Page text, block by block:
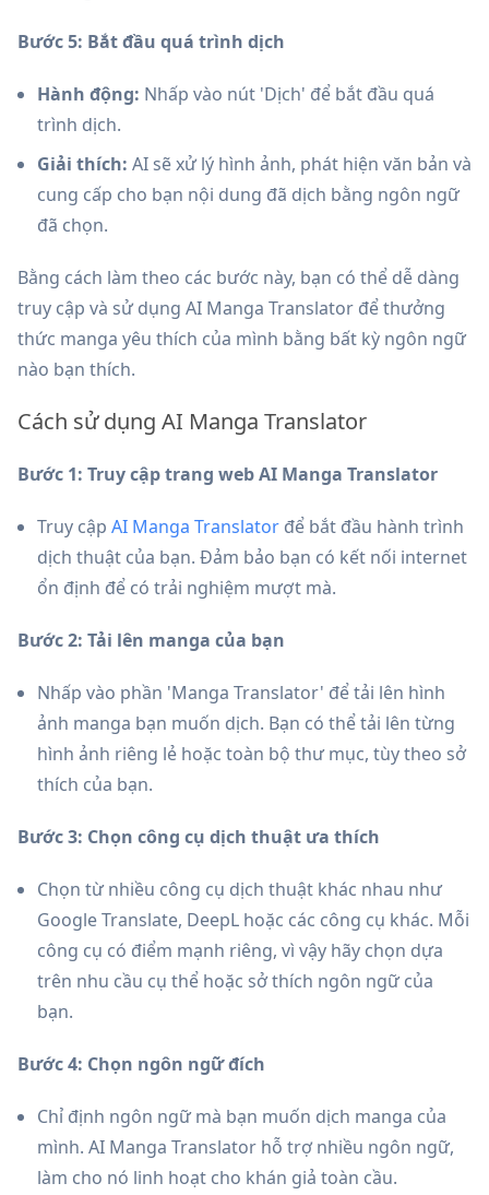
Bước 5: Bắt đầu quá trình dịch
Hành động: Nhấp vào nút 'Dịch' để bắt đầu quá
trình dịch.
Giải thích: AI sẽ xử lý hình ảnh, phát hiện văn bản và
cung cấp cho bạn nội dung đã dịch bằng ngôn ngữ
đã chọn.
Bằng cách làm theo các bước này, bạn có thể dễ dàng
truy cập và sử dụng AI Manga Translator để thưởng
thức manga yêu thích của mình bằng bất kỳ ngôn ngữ
nào bạn thích.
Cách sử dụng AI Manga Translator
Bước 1: Truy cập trang web AI Manga Translator
Truy cập AI Manga Translator để bắt đầu hành trình
dịch thuật của bạn. Đảm bảo bạn có kết nối internet
ổn định để có trải nghiệm mượt mà.
Bước 2: Tải lên manga của bạn
Nhấp vào phần 'Manga Translator' để tải lên hình
ảnh manga bạn muốn dịch. Bạn có thể tải lên từng
hình ảnh riêng lẻ hoặc toàn bộ thư mục, tùy theo sở
thích của bạn.
Bước 3: Chọn công cụ dịch thuật ưa thích
Chọn từ nhiều công cụ dịch thuật khác nhau như
Google Translate, DeepL hoặc các công cụ khác. Mỗi
công cụ có điểm mạnh riêng, vì vậy hãy chọn dựa
trên nhu cầu cụ thể hoặc sở thích ngôn ngữ của
bạn.
Bước 4: Chọn ngôn ngữ đích
Chỉ định ngôn ngữ mà bạn muốn dịch manga của
mình. AI Manga Translator hỗ trợ nhiều ngôn ngữ,
làm cho nó linh hoạt cho khán giả toàn cầu.